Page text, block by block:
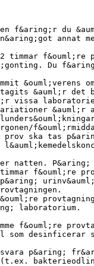
f&aring;r
annat
timmar
Du
&ouml;verens
tagits &auml;r
vissa
prov ska tas
natten.
f&ouml;re
laboratorium.
f&ouml;re
som
svara p&aring;
(t.ex.